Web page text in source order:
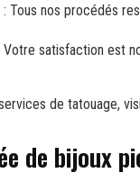
: Tous nos procédés
Votre satisfaction est
de tatouage,
de bijoux